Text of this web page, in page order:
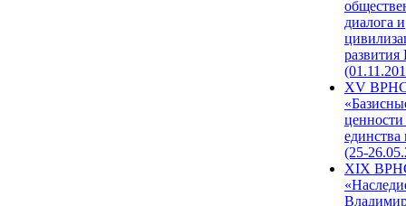
диалога и
развития
XV
единства
(25-
XIX